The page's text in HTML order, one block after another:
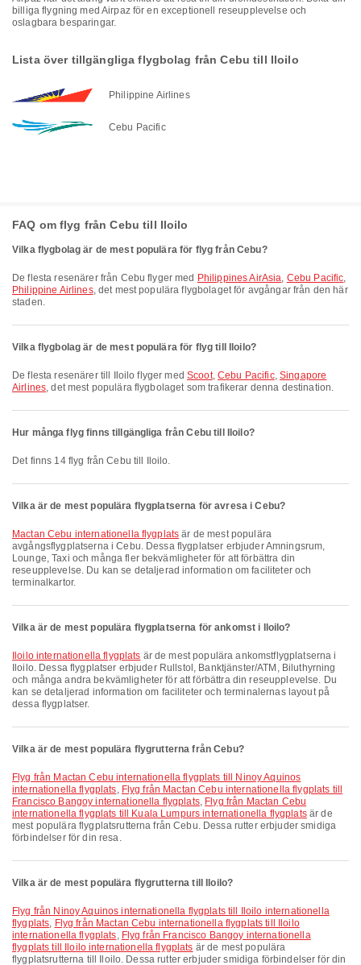
billiga flygning med Airpaz för en exceptionell reseupplevelse och
oslagbara besparingar.
Lista över tillgängliga flygbolag från Cebu till Iloilo
Philippine Airlines
Cebu Pacific
FAQ om flyg från Cebu till Iloilo
Vilka flygbolag är de mest populära för flyg från Cebu?
De flesta resenärer från Cebu flyger med Philippines AirAsia, Cebu Pacific,
Philippine Airlines, det mest populära flygbolaget för avgångar från den här
staden.
Vilka flygbolag är de mest populära för flyg till Iloilo?
De flesta resenärer till Iloilo flyger medScoot,Cebu Pacific, Singapore
Airlines, det mest populära flygbolaget som trafikerar denna destination.
Hur många flyg finns tillgängliga från Cebu till Iloilo?
Det finns 14 flyg från Cebu till Iloilo.
Vilka är de mest populära flygplatserna för avresa i Cebu?
Mactan Cebu internationella flygplats är de mest populära
avgångsflygplatserna i Cebu. Dessa flygplatser erbjuder Amningsrum,
Lounge, Taxi och många fler bekvämligheter för att förbättra din
reseupplevelse. Du kan se detaljerad information om faciliteter och
terminalkartor.
Vilka är de mest populära flygplatserna för ankomst i Iloilo?
Iloilo internationella flygplats är de mest populära ankomstflygplatserna i
Iloilo. Dessa flygplatser erbjuder Rullstol, Banktjänster/ATM, Biluthyrning
och många andra bekvämligheter för att förbättra din reseupplevelse. Du
kan se detaljerad information om faciliteter och terminalernas layout på
dessa flygplatser.
Vilka är de mest populära flygrutterna från Cebu?
Flyg från Mactan Cebu internationella flygplats till Ninoy Aquinos
internationella flygplats, Flyg från Mactan Cebu internationella flygplats till
Francisco Bangoy internationella flygplats, Flyg från Mactan Cebu
internationella flygplats till Kuala Lumpurs internationella flygplatsär de
mest populära flygplatsrutterna från Cebu. Dessa rutter erbjuder smidiga
förbindelser för din resa.
Vilka är de mest populära flygrutterna till Iloilo?
Flyg från Ninoy Aquinos internationella flygplats till Iloilo internationella
flygplats, Flyg från Mactan Cebu internationella flygplats till Iloilo
internationella flygplats, Flyg från Francisco Bangoy internationella
flygplats till Iloilo internationella flygplats är de mest populära
flygplatsrutterna till Iloilo. Dessa rutter erbjuder smidiga förbindelser för din